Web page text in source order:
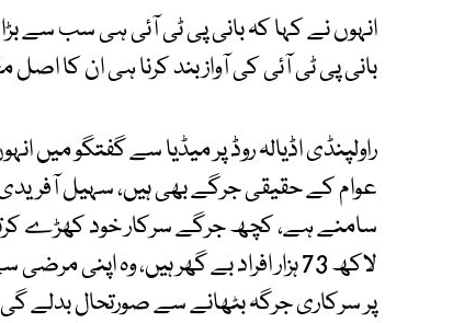
انہوں نے کہا کہ بانی پی ٹی آئی ہی سب سے
بانی پی ٹی آئی کی آواز بند کرنا ہی ان کا
راولپنڈی اڈیالہ روڈ پر میڈیا سے گفتگو میں
عوام کے حقیقی جرگے بھی ہیں، سہیل
سامنے ہے، کچھ جرگے سرکار خود کھڑے
لاکھ 73 ہزار افراد بے گھر ہیں، وہ
پر سرکاری جرگہ بٹھانے سے صورتحال بدلے